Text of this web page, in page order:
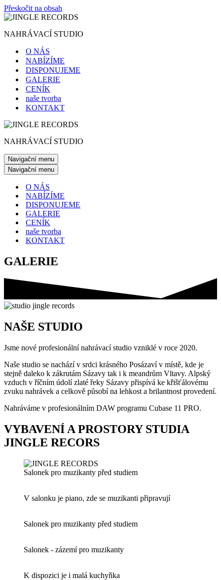
Přeskočit na obsah
NAHRÁVACÍ STUDIO
O NÁS
NABÍZÍME
DISPONUJEME
GALERIE
CENÍK
naše tvorba
KONTAKT
NAHRÁVACÍ STUDIO
Navigační menu
Navigační menu
O NÁS
NABÍZÍME
DISPONUJEME
GALERIE
CENÍK
naše tvorba
KONTAKT
GALERIE
NAŠE STUDIO
Jsme nové profesionální nahrávací studio vzniklé v roce 2020.
Naše studio se nachází v srdci krásného Posázaví v místě, kde je
stejně daleko k zákrutám Sázavy tak i k meandrům Vltavy. Alpský
vzduch v říčním údolí zlaté řeky Sázavy přispívá ke křišťálovému
zvuku nahrávek a celkově působí na lehkost a brilantnost provedení.
Nahráváme v profesionálním DAW programu Cubase 11 PRO.
VYBAVENÍ A PROSTORY STUDIA
JINGLE RECORS
Salonek pro muzikanty před studiem
V salonku je piano, zde se muzikanti připravují
Salonek pro muzikanty před studiem
Salonek - zázemí pro muzikanty
K dispozici je i malá kuchyňka